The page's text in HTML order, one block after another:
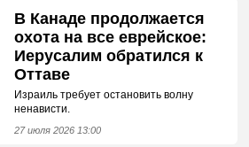
В Канаде продолжается
охота на все еврейское:
Иерусалим обратился к
Оттаве
Израиль требует остановить волну
ненависти.
27 июля 2026 13:00